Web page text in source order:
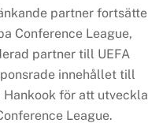
partner
Conference League,
partner till UEFA
innehållet till
Hankook för att utveckla
League.